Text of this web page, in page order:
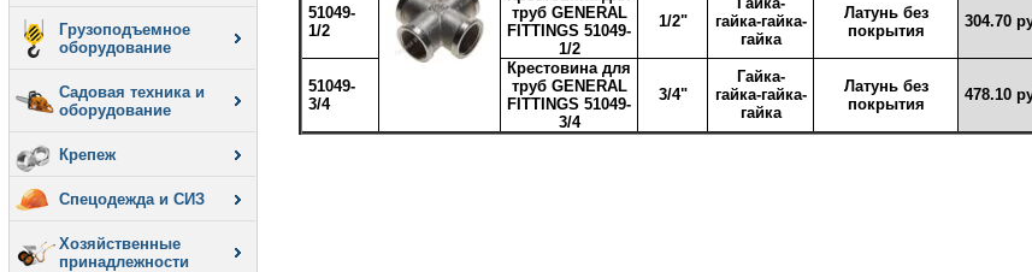
Грузоподъемное
оборудование
Садовая техника и
оборудование
Крепеж
Спецодежда и СИЗ
Хозяйственные
принадлежности
51049-
1/2
труб GENERAL
FITTINGS 51049-
1/2
1/2"
гайка-гайка-
гайка
Латунь без
покрытия
304.70
51049-
3/4
Крестовина для
труб GENERAL
FITTINGS 51049-
3/4
3/4"
Гайка-
гайка-гайка-
гайка
Латунь без
покрытия
478.10